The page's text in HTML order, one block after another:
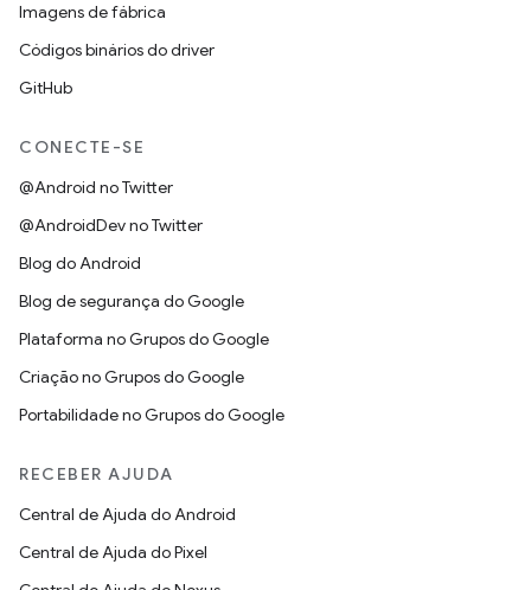
Imagens de fábrica
Códigos binários do driver
GitHub
CONECTE-SE
@Android no Twitter
@AndroidDev no Twitter
Blog do Android
Blog de segurança do Google
Plataforma no Grupos do Google
Criação no Grupos do Google
Portabilidade no Grupos do Google
RECEBER AJUDA
Central de Ajuda do Android
Central de Ajuda do Pixel